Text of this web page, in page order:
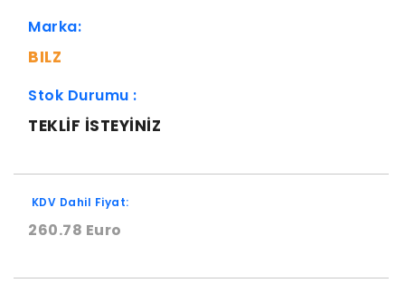
Marka:
BILZ
Stok Durumu :
TEKLIF ISTEYINIZ
KDV Dahil Fiyat:
260.78 Euro